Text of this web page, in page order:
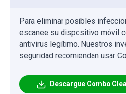
Para eliminar posibles
escanee su dispositivo móvil
antivirus legítimo. Nuestros
seguridad recomiendan usar
Descargue Combo